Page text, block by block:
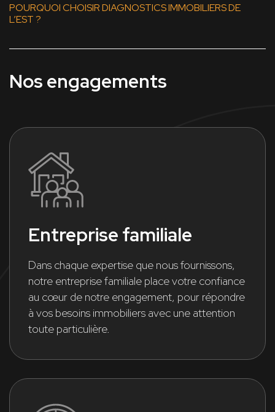
POURQUOI CHOISIR DIAGNOSTICS IMMOBILIERS DE
L’EST ?
Nos engagements
Entreprise familiale
Dans chaque expertise que nous fournissons,
notre entreprise familiale place votre confiance
au cœur de notre engagement, pour répondre
à vos besoins immobiliers avec une attention
toute particulière.